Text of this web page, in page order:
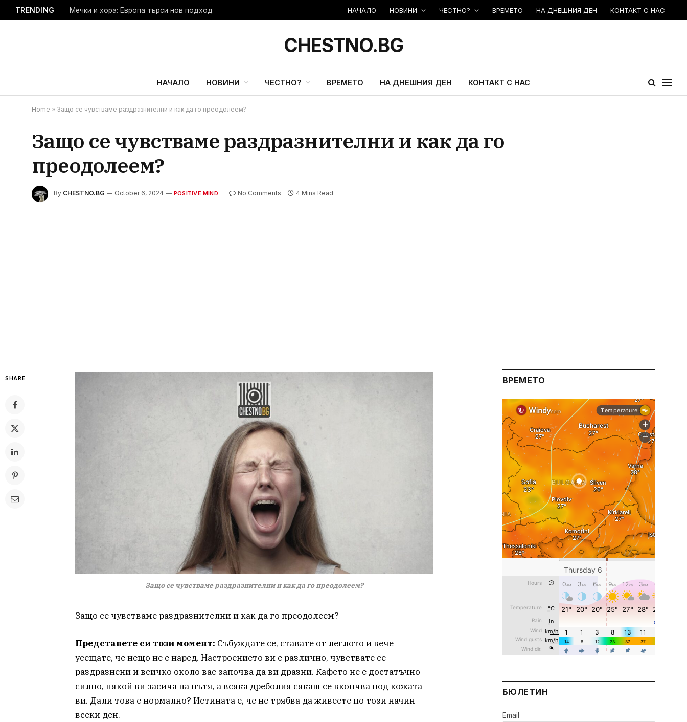
TRENDING Мечки и хора: Европа търси нов подход НАЧАЛО НОВИНИ ЧЕСТНО? ВРЕМЕТО НА ДНЕШНИЯ ДЕН КОНТАКТ С НАС
CHESTNO.BG
НАЧАЛО НОВИНИ ЧЕСТНО? ВРЕМЕТО НА ДНЕШНИЯ ДЕН КОНТАКТ С НАС
Home » Защо се чувстваме раздразнителни и как да го преодолеем?
Защо се чувстваме раздразнителни и как да го
преодолеем?
By CHESTNO.BG October 6, 2024 POSITIVE MIND No Comments 4 Mins Read
SHARE
Защо се чувстваме раздразнителни и как да го преодолеем?
Защо се чувстваме раздразнителни и как да го преодолеем?
Представете си този момент: Събуждате се, ставате от леглото и вече
усещате, че нещо не е наред. Настроението ви е различно, чувствате се
раздразнени и всичко около вас започва да ви дразни. Кафето не е достатъчно
силно, някой ви засича на пътя, а всяка дреболия сякаш се вкопчва под кожата
ви. Дали това е нормално? Истината е, че не трябва да живеете по този начин
всеки ден.
ВРЕМЕТО
БЮЛЕТИН
Email